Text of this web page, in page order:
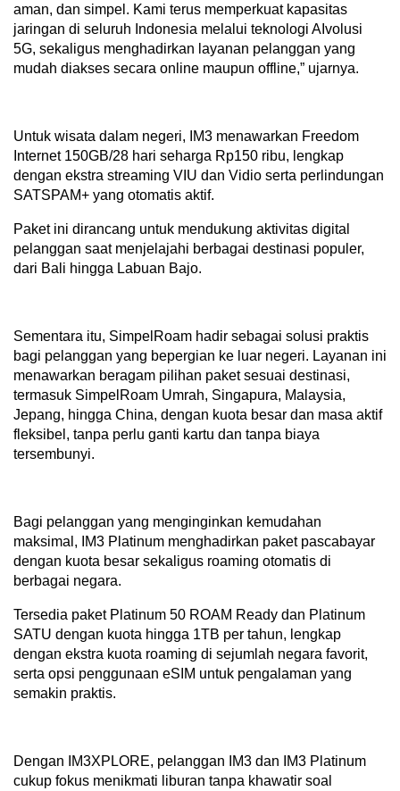
aman, dan simpel. Kami terus memperkuat kapasitas
jaringan di seluruh Indonesia melalui teknologi AIvolusi
5G, sekaligus menghadirkan layanan pelanggan yang
mudah diakses secara online maupun offline,” ujarnya.
Untuk wisata dalam negeri, IM3 menawarkan Freedom
Internet 150GB/28 hari seharga Rp150 ribu, lengkap
dengan ekstra streaming VIU dan Vidio serta perlindungan
SATSPAM+ yang otomatis aktif.
Paket ini dirancang untuk mendukung aktivitas digital
pelanggan saat menjelajahi berbagai destinasi populer,
dari Bali hingga Labuan Bajo.
Sementara itu, SimpelRoam hadir sebagai solusi praktis
bagi pelanggan yang bepergian ke luar negeri. Layanan ini
menawarkan beragam pilihan paket sesuai destinasi,
termasuk SimpelRoam Umrah, Singapura, Malaysia,
Jepang, hingga China, dengan kuota besar dan masa aktif
fleksibel, tanpa perlu ganti kartu dan tanpa biaya
tersembunyi.
Bagi pelanggan yang menginginkan kemudahan
maksimal, IM3 Platinum menghadirkan paket pascabayar
dengan kuota besar sekaligus roaming otomatis di
berbagai negara.
Tersedia paket Platinum 50 ROAM Ready dan Platinum
SATU dengan kuota hingga 1TB per tahun, lengkap
dengan ekstra kuota roaming di sejumlah negara favorit,
serta opsi penggunaan eSIM untuk pengalaman yang
semakin praktis.
Dengan IM3XPLORE, pelanggan IM3 dan IM3 Platinum
cukup fokus menikmati liburan tanpa khawatir soal